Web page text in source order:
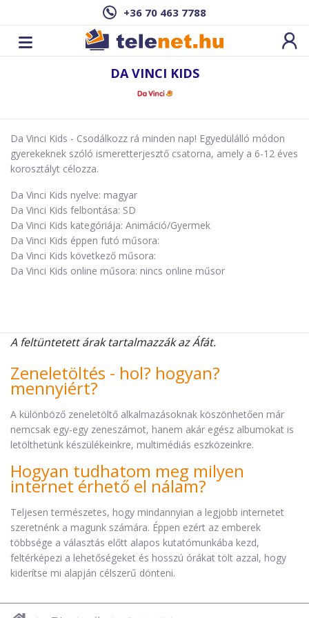
+36 70 463 7788
DA VINCI KIDS
Da Vinci Kids - Csodálkozz rá minden nap! Egyedülálló módon
gyerekeknek szóló ismeretterjesztő csatorna, amely a 6-12 éves
korosztályt célozza.
Da Vinci Kids nyelve: magyar
Da Vinci Kids felbontása: SD
Da Vinci Kids kategóriája: Animáció/Gyermek
Da Vinci Kids éppen futó műsora:
Da Vinci Kids következő műsora:
Da Vinci Kids online műsora: nincs online műsor
A feltüntetett árak tartalmazzák az Áfát.
Zeneletöltés - hol? hogyan?
mennyiért?
A különböző zeneletöltő alkalmazásoknak köszönhetően már
nemcsak egy-egy zeneszámot, hanem akár egész albumokat is
letölthetünk készülékeinkre, multimédiás eszközeinkre.
Hogyan tudhatom meg milyen
internet érhető el nálam?
Teljesen természetes, hogy mindannyian a legjobb internetet
szeretnénk a magunk számára. Éppen ezért az emberek
többsége a választás előtt alapos kutatómunkába kezd,
feltérképezi a lehetőségeket és hosszú órákat tölt azzal, hogy
kiderítse mi alapján célszerű dönteni.